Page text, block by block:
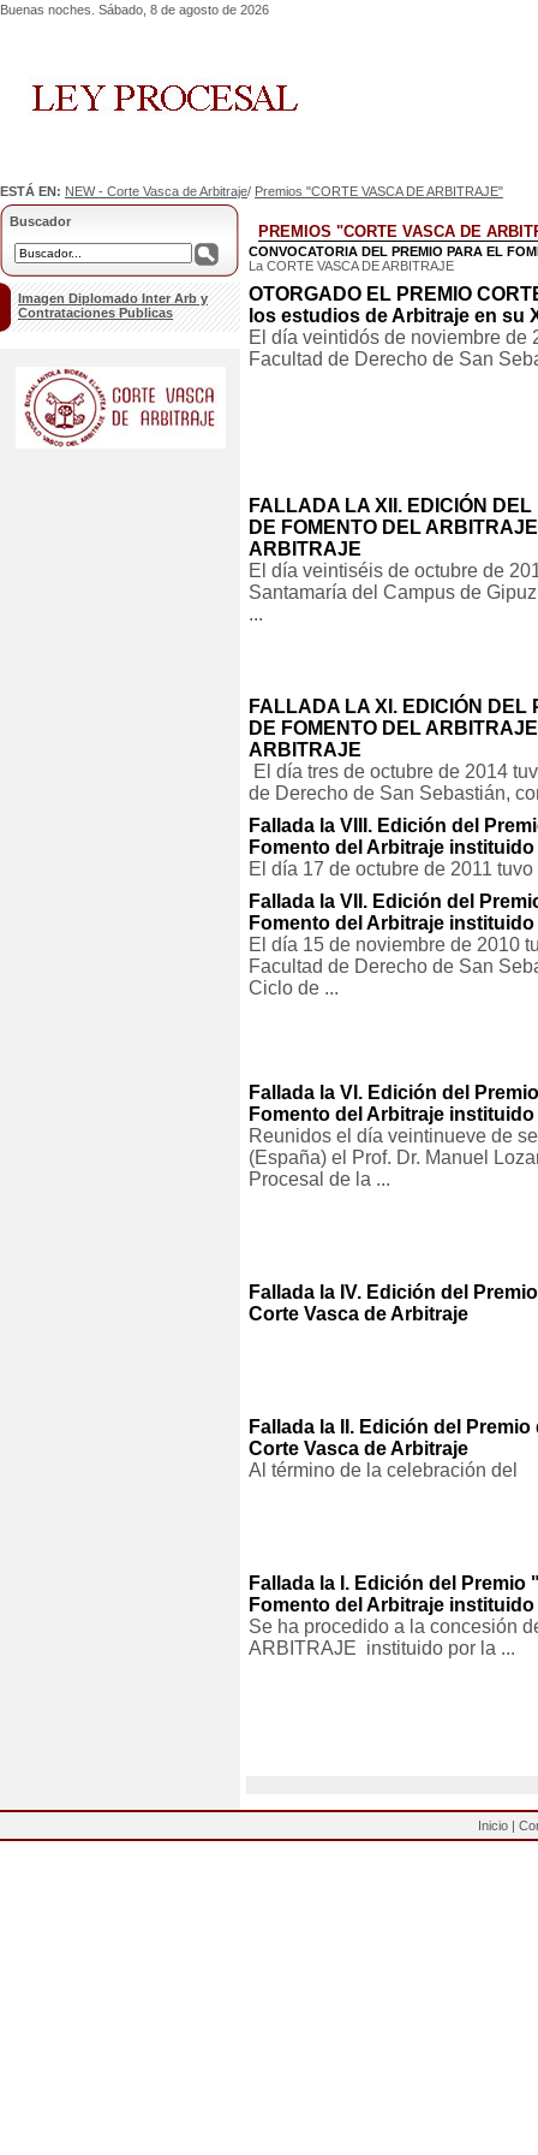
Buenas noches. Sábado, 8 de agosto de 2026
ESTÁ EN: NEW - Corte Vasca de Arbitraje/ Premios "CORTE VASCA DE ARBITRAJE"
Buscador
Imagen Diplomado Inter Arb y
Contrataciones Publicas
PREMIOS "CORTE VASCA DE
CONVOCATORIA DEL PREMIO PARA EL
La CORTE VASCA DE ARBITRAJE
OTORGADO EL PREMIO
los estudios de Arbitraje en su
El día veintidós de noviembre de
Facultad de Derecho de San
FALLADA LA XII. EDICIÓN
DE FOMENTO DEL
ARBITRAJE
El día veintiséis de octubre de
Santamaría del Campus de
...
FALLADA LA XI. EDICIÓN
DE FOMENTO DEL
ARBITRAJE
El día tres de octubre de 2014
de Derecho de San Sebastián,
Fallada la VIII. Edición del
Fomento del Arbitraje
El día 17 de octubre de 2011
Fallada la VII. Edición del
Fomento del Arbitraje
El día 15 de noviembre de 2010
Facultad de Derecho de San
Ciclo de ...
Fallada la VI. Edición del
Fomento del Arbitraje
Reunidos el día veintinueve de
(España) el Prof. Dr. Manuel
Procesal de la ...
Fallada la IV. Edición del
Corte Vasca de Arbitraje
Fallada la II. Edición del
Corte Vasca de Arbitraje
Al término de la celebración del
Fallada la I. Edición del Premio
Fomento del Arbitraje
Se ha procedido a la concesión
ARBITRAJE instituido por la ...
Inicio |